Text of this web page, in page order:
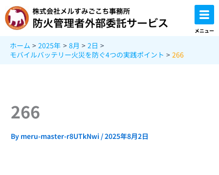
容
を
メニュー
ホーム 2025年 8月
2日
モバイルバッテリー火災を防ぐ4つの実践ポイント
266
266
By meru-master-r8UTkNwi /2025年8月2日